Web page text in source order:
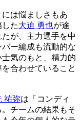
は悩ましさもあ
た大迫 勇也が途
が、主力選手を中
ー編成も流動的な
気のもと、精力的
合わせていること
祐弥は「コンディ
チームの結果もそ